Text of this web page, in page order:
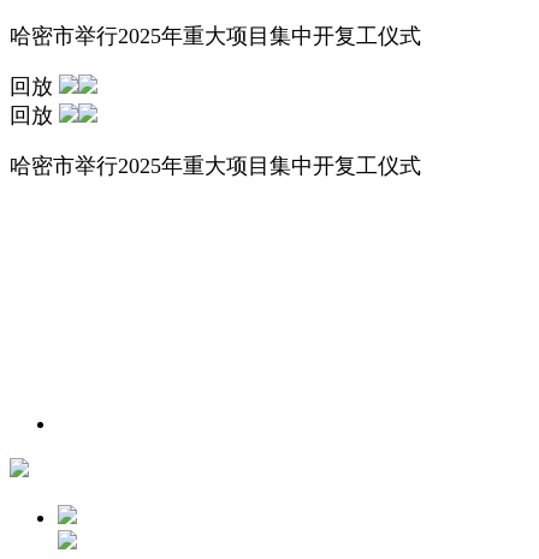
哈密市举行2025年重大项目集中开复工仪式
回放
回放
哈密市举行2025年重大项目集中开复工仪式